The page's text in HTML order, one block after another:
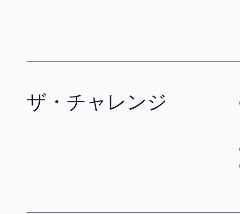
ザ・チャレンジ